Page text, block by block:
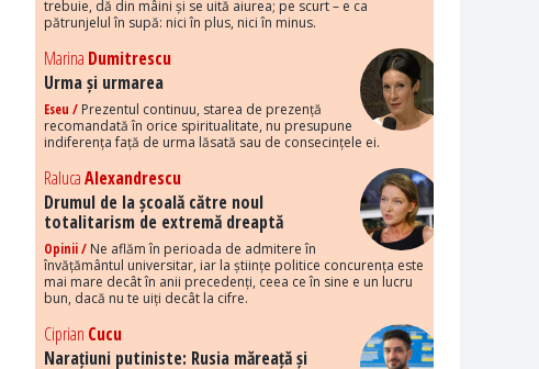
trebuie, dă din mâini și se uită aiurea; pe scurt – e ca
pătrunjelul în supă: nici în plus, nici în minus.
Marina Dumitrescu
Urma și urmarea
Eseu / Prezentul continuu, starea de prezență
recomandată în orice spiritualitate, nu presupune
indiferența față de urma lăsată sau de consecințele ei.
RalucaAlexandrescu
Drumul de la școală către noul
totalitarism de extremă dreaptă
Opinii / Ne aflăm în perioada de admitere în
învățământul universitar, iar la științe politice concurența este
mai mare decât în anii precedenți, ceea ce în sine e un lucru
bun, dacă nu te uiți decât la cifre.
Ciprian Cucu
Narațiuni putiniste: Rusia măreață și